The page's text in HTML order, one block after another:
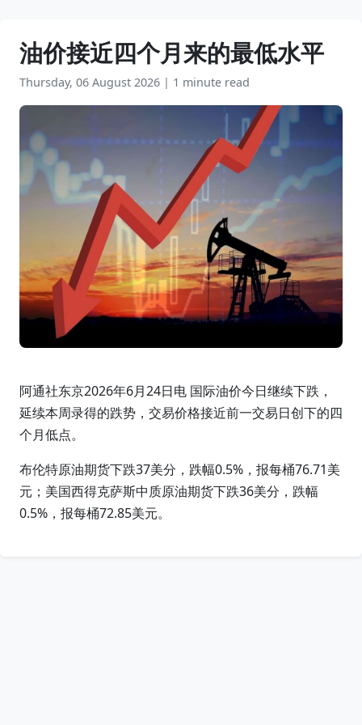
油价接近四个月来的最低水平
Thursday, 06 August 2026 | 1 minute read
阿通社东京2026年6月24日电 国际油价今日继续下跌，
延续本周录得的跌势，交易价格接近前一交易日创下的四
个月低点。
布伦特原油期货下跌37美分，跌幅0.5%，报每桶76.71美
元；美国西得克萨斯中质原油期货下跌36美分，跌幅
0.5%，报每桶72.85美元。